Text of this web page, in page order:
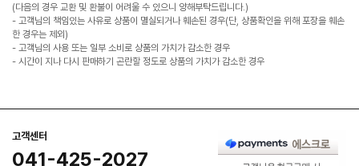
(다음의 경우 교환 및 환불이 어려울 수 있으니 양해부탁드립니다.)
- 고객님의 책임있는 사유로 상품이 멸실되거나 훼손된 경우(단, 상품확인을 위해 포장을 훼손
한 경우는 제외)
- 고객님의 사용 또는 일부 소비로 상품의 가치가 감소한 경우
- 시간이 지나 다시 판매하기 곤란할 정도로 상품의 가치가 감소한 경우
고객센터
041-425-2027